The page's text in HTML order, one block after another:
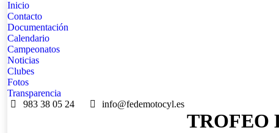
Inicio
Contacto
Documentación
Calendario
Campeonatos
Noticias
Clubes
Fotos
Transparencia
983 38 05 24
info@fedemotocyl.es
TROFEO